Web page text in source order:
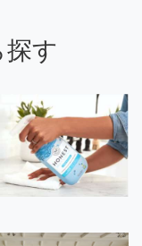
す